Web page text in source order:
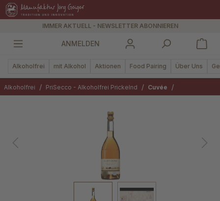
springen
IMMER AKTUELL - NEWSLETTER ABONNIEREN
ANMELDEN
Alkoholfrei mit Alkohol Aktionen Food Pairing Über Uns
Alkoholfrei / PriSecco - Alkoholfrei Prickelnd / Cuvée /